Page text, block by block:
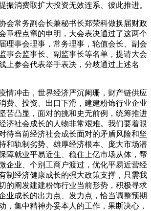
振消费取扩大投资无效连系、彼此推进。
常务副会长兼秘书长郑荣科做换届财政
章程点窜的申明，大会表决通过了这两个
理事会理事，常务理事，轮值会长、副会
事会监事长、副监事长等名单，提请大会
上参会代表举手表决，分歧通过上述名
冲击，世界经济严沉阑珊，财产链供应
费、投资、出口下滑，建建粉饰行业企业
苦凸显，面对的挑和史无前例，统筹推进
济社会成长的人物非常艰难。我们要着眼
待当前经济社会成长面对的矛盾风险和坚
和轨制劣势、雄厚经济根本、庞大市场潜
障就业平易近生、稳住上亿市场从体，帮
企业、个别工商户渡过，优化平易近营经
制经济健康成长的强大政策支撑，只需我
的阐发建建粉饰行业当前形势，积极寻求
业成长的出力点、发力点，恰当调整预期
，集中精神办妥本人的工作，果断决心，